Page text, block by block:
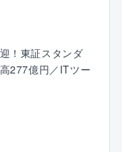
ます。
電工を担う新し
クラスのお客様
かしながら能
！東証スタンダ
277億円／ITツー
の産業用設備、